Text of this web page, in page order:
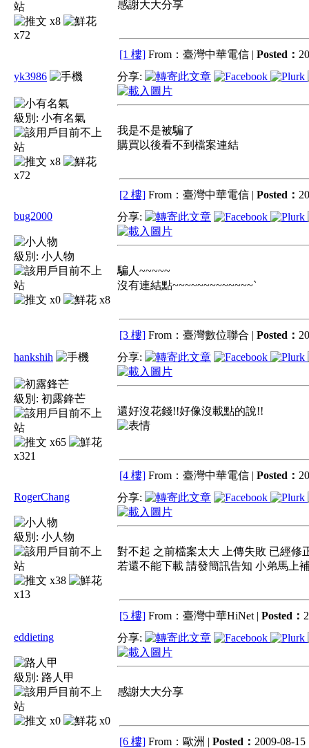
x8
x72
感謝大大分享
[1 樓] From：臺灣中華電信 | Posted：
yk3986
級別: 小有名氣
x8
x72
分享:
我是不是被騙了
購買以後看不到檔案連結
[2 樓] From：臺灣中華電信 | Posted：
bug2000
級別: 小人物
x0 x8
分享:
騙人~~~~~
沒有連結點~~~~~~~~~~~~~`
[3 樓] From：臺灣數位聯合 | Posted：
hankshih
級別: 初露鋒芒
x65
x321
分享:
還好沒花錢!!好像沒載點的說!!
[4 樓] From：臺灣中華電信 | Posted：
RogerChang
級別: 小人物
x38
x13
分享:
對不起 之前檔案太大 上傳失敗 已經修
若還不能下載 請發簡訊告知 小弟馬上
[5 樓] From：臺灣中華HiNet | Posted：
eddieting
級別: 路人甲
x0 x0
分享:
感謝大大分享
[6 樓] From：歐洲 | Posted： 2009-08-15